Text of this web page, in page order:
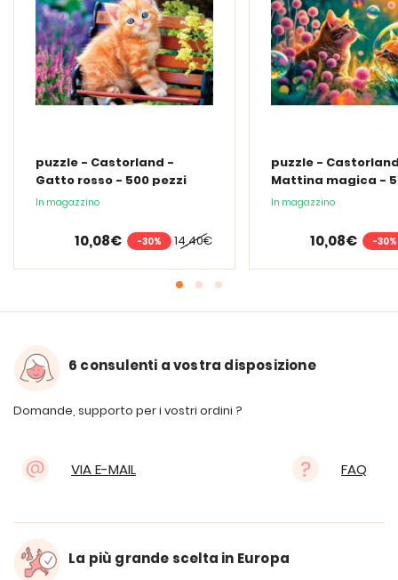
puzzle - Castorland -
Gatto rosso - 500 pezzi
In magazzino
14,40€
10,08€ -30%
puzzle -
Mattina magica -
pezzi
In magazzino
10,08€ -30%
6 consulenti a vostra disposizione
Domande, supporto per i vostri ordini ?
VIA E-MAIL FAQ
La più grande scelta in Europa